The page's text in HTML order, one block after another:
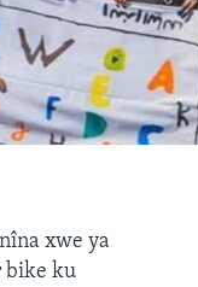
xwe ya
bike ku